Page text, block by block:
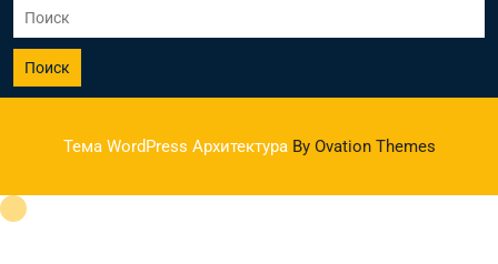
Поиск
Тема WordPress Архитектура By Ovation Themes